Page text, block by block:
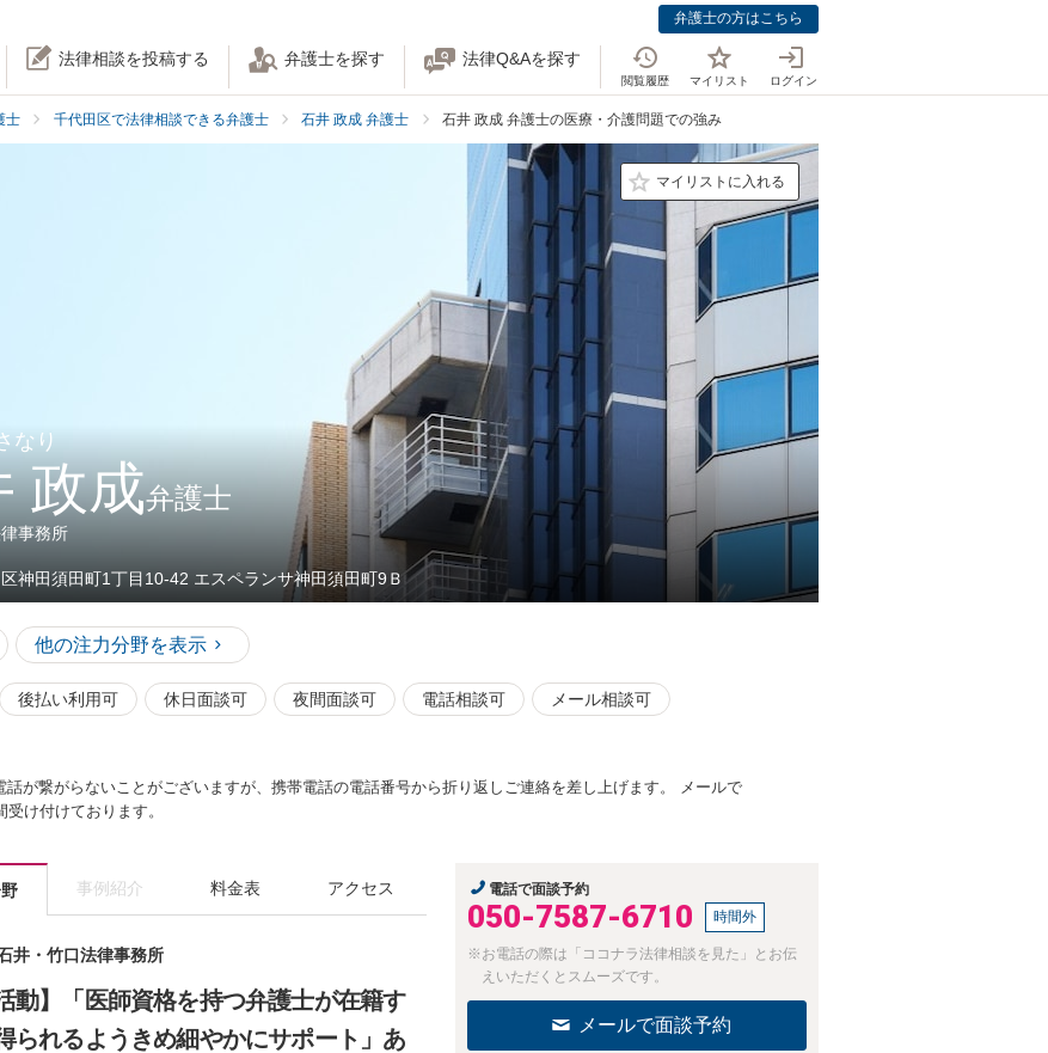
弁護士の方はこちら
法律相談を投稿する 弁護士を探す 法律Q&Aを探す
閲覧履歴 マイリスト ログイン
士 千代田区で法律相談できる弁護士 石井 政成 弁護士 石井 政成 弁護士の医療・介護問題での強み
マイリストに入れる
なり
政成弁護士
事務所
神田須田町1丁目10-42 エスペランサ神田須田町9Ｂ
他の注力分野を表示
後払い利用可 休日面談可 夜間面談可 電話相談可 メール相談可
話が繋がらないことがございますが、携帯電話の電話番号から折り返しご連絡を差し上げます。 メールで
け付けております。
事例紹介 料金表 アクセス
井・竹口法律事務所
動】「医師資格を持つ弁護士が在籍す
られるようきめ細やかにサポート」あ
電話で面談予約
050-7587-6710 時間外
※お電話の際は「ココナラ法律相談を見た」とお伝
えいただくとスムーズです。
メールで面談予約